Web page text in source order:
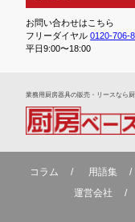
お問い合わせはこちら
フリーダイヤル0120-706-
平日9:00〜18:00
業務⽤厨房器具の販売・リースなら
コラム 用語集
運営会社